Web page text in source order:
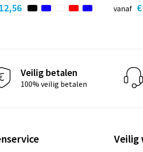
vanaf
Veilig betalen
100% veilig betalen
Veilig